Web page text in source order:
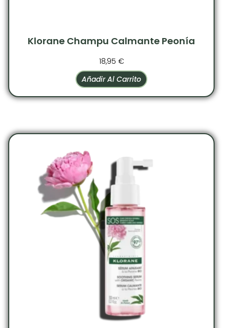
Klorane Champu Calmante Peonía
18,95 €
Añadir Al Carrito